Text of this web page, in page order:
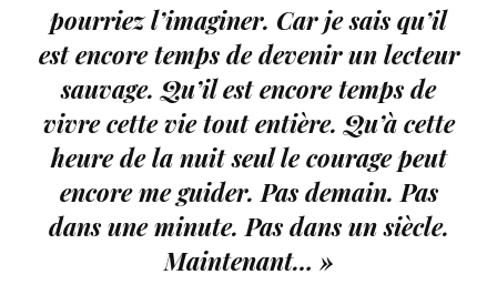
pourriez l’imaginer. Car je sais qu’il
est encore temps de devenir un lecteur
sauvage. Qu’il est encore temps de
vivre cette vie tout entière. Qu’à cette
heure de la nuit seul le courage peut
encore me guider. Pas demain. Pas
dans une minute. Pas dans un siècle.
Maintenant… »